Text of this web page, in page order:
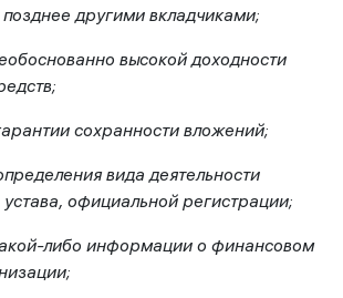
другими вкладчиками;
высокой доходности
сохранности вложений;
вида деятельности
официальной регистрации;
либо информации о финансовом